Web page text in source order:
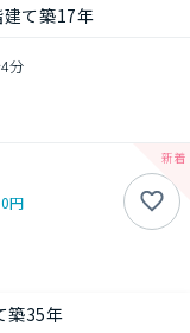
て築17年
分
円
築35年